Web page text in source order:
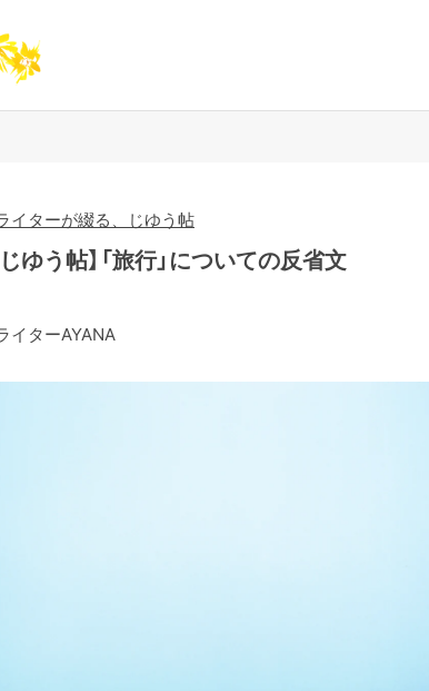
イターが綴る、じゆう帖
ゆう帖】「旅行」についての反省文
イターAYANA